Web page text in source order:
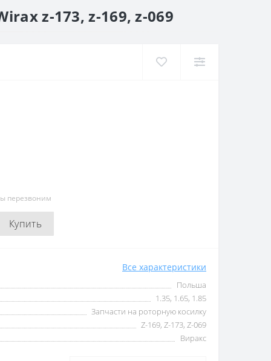
z-173, z-169, z-069
перезвоним
Купить
Все характеристики
Польша
1.35, 1.65, 1.85
Запчасти на роторную косилку
Z-169, Z-173, Z-069
Виракс